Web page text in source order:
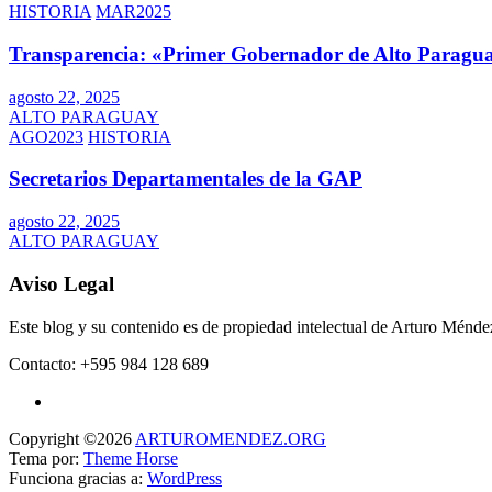
HISTORIA MAR2025
Transparencia: «Primer Gobernador de Alto
agosto 22, 2025
ALTO PARAGUAY
AGO2023 HISTORIA
Secretarios Departamentales de la GAP
agosto 22, 2025
ALTO PARAGUAY
Aviso Legal
Este blog y su contenido es de propiedad intelectual de Arturo
Contacto: +595 984 128 689
Copyright ©2026 ARTUROMENDEZ.ORG
Tema por: Theme Horse
Funciona gracias a: WordPress